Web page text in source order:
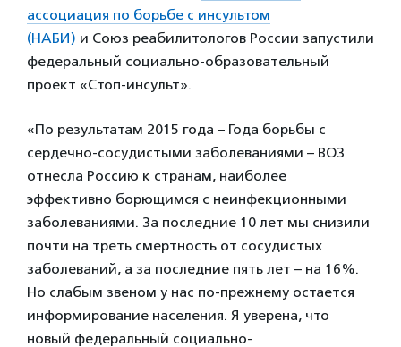
ассоциация по борьбе с инсультом
(НАБИ) и Союз реабилитологов России запустили
федеральный социально-образовательный
проект «Стоп-инсульт».
«По результатам 2015 года – Года борьбы с
сердечно-сосудистыми заболеваниями – ВОЗ
отнесла Россию к странам, наиболее
эффективно борющимся с неинфекционными
заболеваниями. За последние 10 лет мы снизили
почти на треть смертность от сосудистых
заболеваний, а за последние пять лет – на 16%.
Но слабым звеном у нас по-прежнему остается
информирование населения. Я уверена, что
новый федеральный социально-